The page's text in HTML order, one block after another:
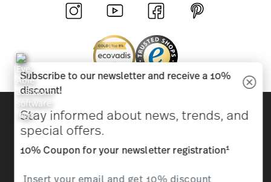
Beauty & functionality for your home
Homepage General terms and conditions
Privacy
Subscribe to our newsletter and receive a 10%
discount!
Stay informed about news, trends, and
special offers.
10% Coupon for your newsletter registration1